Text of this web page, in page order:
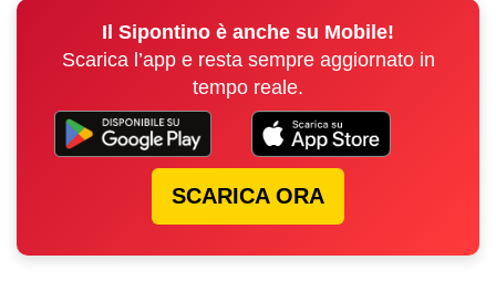
Il Sipontino è anche su Mobile!
Scarica l’app e resta sempre aggiornato in
tempo reale.
SCARICA ORA